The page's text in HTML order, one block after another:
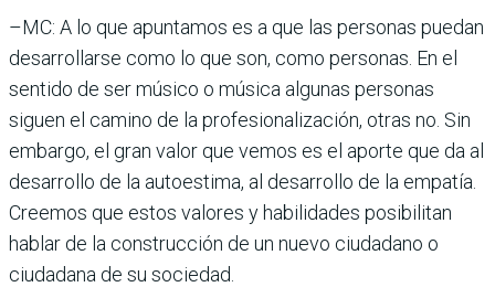
–MC: A lo que apuntamos es a que las personas puedan
desarrollarse como lo que son, como personas. En el
sentido de ser músico o música algunas personas
siguen el camino de la profesionalización, otras no. Sin
embargo, el gran valor que vemos es el aporte que da al
desarrollo de la autoestima, al desarrollo de la empatía.
Creemos que estos valores y habilidades posibilitan
hablar de la construcción de un nuevo ciudadano o
ciudadana de su sociedad.